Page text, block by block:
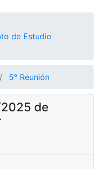
de Estudio
5° Reunión
de